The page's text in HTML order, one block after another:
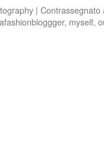
| Contrassegnato
, myself,